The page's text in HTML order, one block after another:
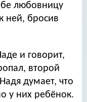
любовницу
ней, бросив
и говорит,
второй
думает, что
у них ребёнок.